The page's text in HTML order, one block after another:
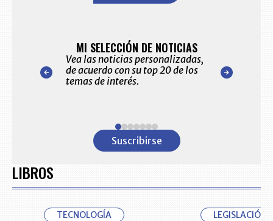
por
MI SELECCIÓN DE NOTICIAS
Vea las noticias personalizadas,
de acuerdo con su top 20 de los
temas de interés.
del
detallado de
Suscribirse
LIBROS
TECNOLOGÍA LEGISLACIÓN